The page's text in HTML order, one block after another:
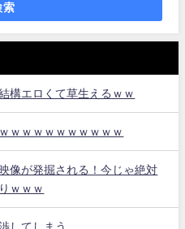
索
構エロくて草生えるｗｗ
ｗｗｗｗｗｗｗｗｗｗ
像が発掘される！今じゃ絶対
ｗｗｗ
してしまう